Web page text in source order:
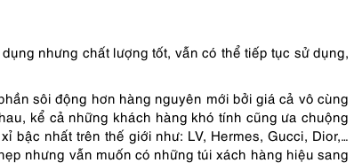
nhưng chất lượng tốt, vẫn có thể tiếp tục sử dụng,
sôi động hơn hàng nguyên mới bởi giá cả vô cùng
kể cả những khách hàng khó tính cũng ưa chuộng
bậc nhất trên thế giới như: LV, Hermes, Gucci, Dior,…
nhưng vẫn muốn có những túi xách hàng hiệu sang